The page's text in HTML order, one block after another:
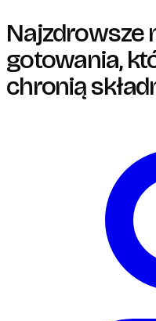
Najzdrowsze
gotowania,
chronią